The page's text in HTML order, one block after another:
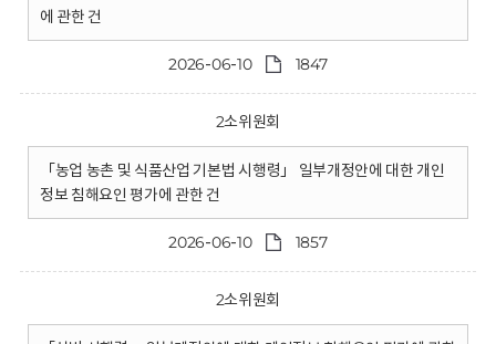
에 관한 건
2026-06-10 1847
2소위원회
「농업 농촌 및 식품산업 기본법 시행령」 일부개정안에 대한 개인
정보 침해요인 평가에 관한 건
2026-06-10 1857
2소위원회